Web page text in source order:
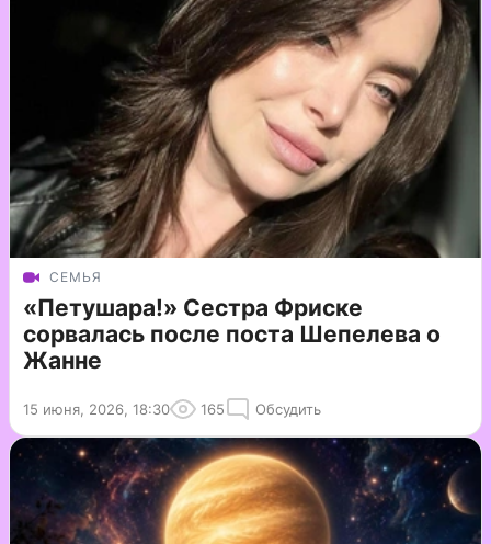
СЕМЬЯ
«Петушара!» Сестра Фриске
сорвалась после поста Шепелева о
Жанне
15 июня, 2026, 18:30 165 Обсудить